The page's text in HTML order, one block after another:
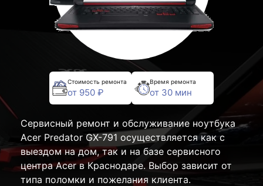
Стоимость ремонта
от 950 ₽
Время ремонта
от 30 мин
Сервисный ремонт и обслуживание ноутбука
Acer Predator GX-791 осуществляется как с
выездом на дом, так и на базе сервисного
центра Acer в Краснодаре. Выбор зависит от
типа поломки и пожелания клиента.